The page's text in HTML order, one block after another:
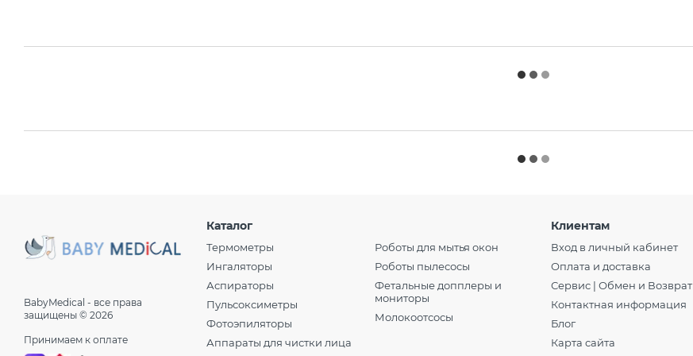
BabyMedical - все права
защищены © 2026
Принимаем к оплате
Каталог
Термометры
Ингаляторы
Аспираторы
Пульсоксиметры
Фотоэпиляторы
Аппараты для чистки лица
Роботы для мытья окон
Роботы пылесосы
Фетальные допплеры и
мониторы
Молокоотсосы
Клиентам
Вход в личный кабинет
Оплата и доставка
Сервис | Обмен и Возврат
Контактная информация
Блог
Карта сайта